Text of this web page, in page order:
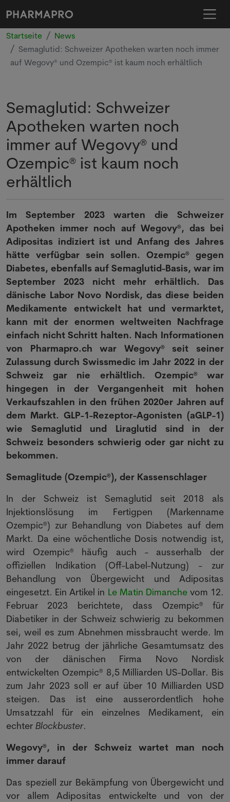
Startseite
News
Semaglutid: Schweizer Apotheken warten noch immer
auf Wegovy® und Ozempic® ist kaum noch erhältlich
Semaglutid: Schweizer
Apotheken warten noch
immer auf Wegovy® und
Ozempic® ist kaum noch
erhältlich
Im September 2023 warten die Schweizer
Apotheken immer noch auf Wegovy®, das bei
Adipositas indiziert ist und Anfang des Jahres
hätte verfügbar sein sollen. Ozempic® gegen
Diabetes, ebenfalls auf Semaglutid-Basis, war im
September 2023 nicht mehr erhältlich. Das
dänische Labor Novo Nordisk, das diese beiden
Medikamente entwickelt hat und vermarktet,
kann mit der enormen weltweiten Nachfrage
einfach nicht Schritt halten. Nach Informationen
von Pharmapro.ch war Wegovy® seit seiner
Zulassung durch Swissmedic im Jahr 2022 in der
Schweiz gar nie erhältlich. Ozempic® war
hingegen in der Vergangenheit mit hohen
Verkaufszahlen in den frühen 2020er Jahren auf
dem Markt. GLP-1-Rezeptor-Agonisten (aGLP-1)
wie Semaglutid und Liraglutid sind in der
Schweiz besonders schwierig oder gar nicht zu
bekommen.
Semaglitude (Ozempic®), der Kassenschlager
In der Schweiz ist Semaglutid seit 2018 als
Injektionslösung im Fertigpen (Markenname
Ozempic®) zur Behandlung von Diabetes auf dem
Markt. Da eine wöchentliche Dosis notwendig ist,
wird Ozempic® häufig auch - ausserhalb der
offiziellen Indikation (Off-Label-Nutzung) - zur
Behandlung von Übergewicht und Adipositas
eingesetzt. Ein Artikel in Le Matin Dimanchevom 12.
Februar 2023 berichtete, dass Ozempic® für
Diabetiker in der Schweiz schwierig zu bekommen
sei, weil es zum Abnehmen missbraucht werde. Im
Jahr 2022 betrug der jährliche Gesamtumsatz des
von der dänischen Firma Novo Nordisk
entwickelten Ozempic® 8,5 Milliarden US-Dollar. Bis
zum Jahr 2023 soll er auf über 10 Milliarden USD
steigen. Das ist eine ausserordentlich hohe
Umsatzzahl für ein einzelnes Medikament, ein
echter Blockbuster.
Wegovy®, in der Schweiz wartet man noch
immer darauf
Das speziell zur Bekämpfung von Übergewicht und
vor allem Adipositas entwickelte und von der